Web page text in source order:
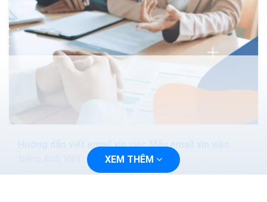
Hướng dẫn viết email xin việc Mẫu email xin việc
Email xin việc là một trong những xu hướng tất yếu của
XEM THÊM